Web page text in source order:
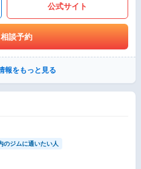
公式サイト
談予約
報をもっと見る
のジムに通いたい人